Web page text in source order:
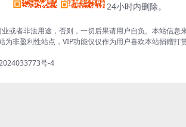
24小时内删除。
或者非法用途，否则，一切后果请用户自负。本站信息
非盈利性站点，VIP功能仅仅作为用户喜欢本站捐赠打
号-4